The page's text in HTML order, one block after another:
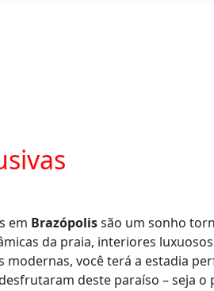
em Brazópolissão um sonho
da praia, interiores
modernas, você terá a estadia
deste paraíso – seja o